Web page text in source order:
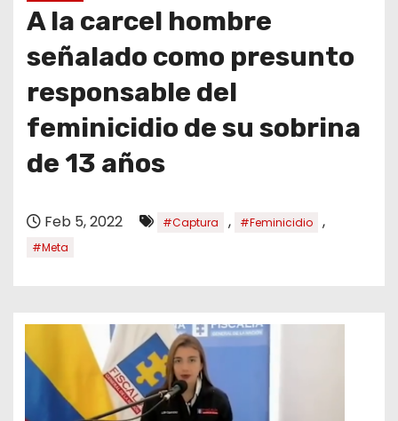
A la carcel hombre
señalado como presunto
responsable del
feminicidio de su sobrina
de 13 años
Feb 5, 2022 #Captura , #Feminicidio ,
#Meta